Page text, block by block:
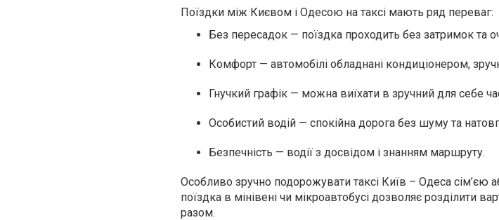
Поїздки між Києвом і Одесою на таксі мають ряд переваг:
Без пересадок — поїздка проходить без затримок та
Комфорт — автомобілі обладнані кондиціонером,
Гнучкий графік — можна виїхати в зручний для себе
Особистий водій — спокійна дорога без шуму та
Безпечність — водії з досвідом і знанням маршруту.
Особливо зручно подорожувати таксі Київ – Одеса сім’єю
поїздка в мінівені чи мікроавтобусі дозволяє розділити
разом.